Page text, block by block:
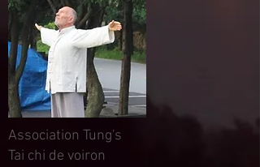
Association Tung's
Tai chi de voiron